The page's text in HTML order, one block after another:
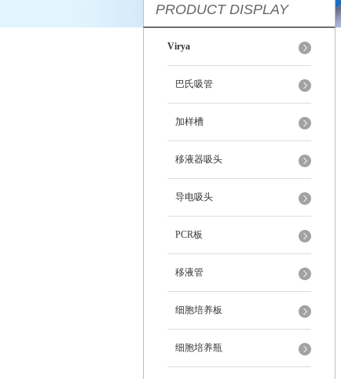
PRODUCT DISPLAY
Virya
巴氏吸管
加样槽
移液器吸头
导电吸头
PCR板
移液管
细胞培养板
细胞培养瓶